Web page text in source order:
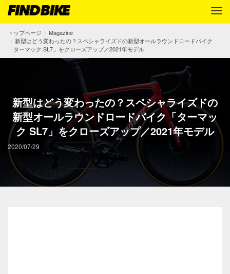
トップページ
Magazine
新型はどう変わったの？スペシャライズドの新型オールラウンドロードバイク
「ターマック SL7」をクローズアップ／2021年モデル
新型はどう変わったの？スペシャライズドの
新型オールラウンドロードバイク「ターマッ
ク SL7」をクローズアップ／2021年モデル
2020/07/29